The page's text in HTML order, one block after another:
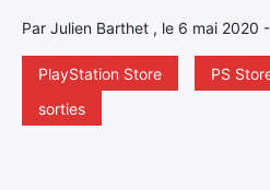
Par Julien Barthet , le 6 mai 2020
PlayStation Store PS
sorties